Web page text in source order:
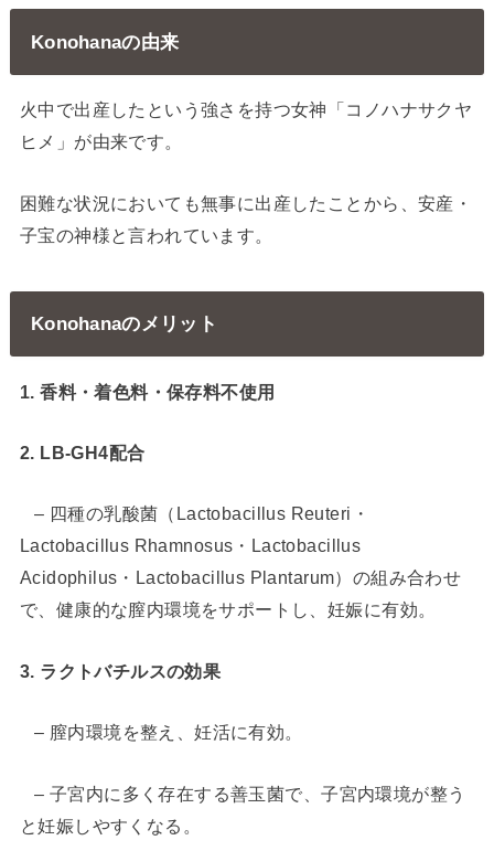
Konohanaの由来
火中で出産したという強さを持つ女神「コノハナサクヤ
ヒメ」が由来です。
困難な状況においても無事に出産したことから、安産・
子宝の神様と言われています。
Konohanaのメリット
1. 香料・着色料・保存料不使用
2. LB-GH4配合
– 四種の乳酸菌（Lactobacillus Reuteri・
Lactobacillus Rhamnosus・Lactobacillus
Acidophilus・Lactobacillus Plantarum）の組み合わせ
で、健康的な膣内環境をサポートし、妊娠に有効。
3. ラクトバチルスの効果
– 膣内環境を整え、妊活に有効。
– 子宮内に多く存在する善玉菌で、子宮内環境が整う
と妊娠しやすくなる。